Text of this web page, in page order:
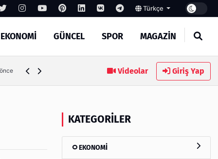
Türkçe
EKONOMİ GÜNCEL SPOR MAGAZİN
Videolar Giriş Yap
KATEGORILER
EKONOMİ